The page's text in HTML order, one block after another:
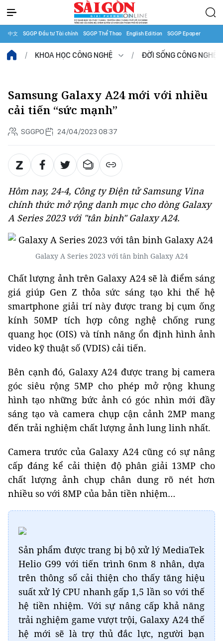
中文 SGGP Đầu tư Tài chính SGGP Thể Thao English Edition SGGP Epaper
KHOA HỌC CÔNG NGHỆ ĐỜI SỐNG CÔNG NGHỆ
Samsung Galaxy A24 mới với nhiều
cải tiến “sức mạnh”
SGGPO 24/04/2023 08:37
Hôm nay, 24-4, Công ty Điện tử Samsung Vina
chính thức mở rộng danh mục cho dòng Galaxy
A Series 2023 với "tân binh" Galaxy A24.
Galaxy A Series 2023 với tân binh Galaxy A24
Chất lượng ảnh trên Galaxy A24 sẽ là điểm sáng
giá giúp Gen Z thỏa sức sáng tạo khi thế hệ
smartphone giải trí này được trang bị cụm ống
kính 50MP tích hợp công nghệ chống rung
quang học (OIS) và tính năng ổn định hình ảnh
video kỹ thuật số (VDIS) cải tiến.
Bên cạnh đó, Galaxy A24 được trang bị camera
góc siêu rộng 5MP cho phép mở rộng khung
hình tạo những bức ảnh có góc nhìn mới đầy
sáng tạo và camera chụp cận cảnh 2MP mang
đến trải nghiệm chất lượng ảnh lung linh nhất.
Camera trước của Galaxy A24 cũng có sự nâng
cấp đáng kể cải thiện độ phân giải 13MP cho
chất lượng ảnh chụp chân dung rõ nét hơn
nhiều so với 8MP của bản tiền nhiệm…
Sản phẩm được trang bị bộ xử lý MediaTek
Helio G99 với tiến trình 6nm 8 nhân, dựa
trên thông số cải thiện cho thấy tăng hiệu
suất xử lý CPU nhanh gấp 1,5 lần so với thế
hệ tiền nhiệm. Với sự nâng cấp khả năng
trải nghiệm game vượt trội, Galaxy A24 thế
hệ mới sẽ là trợ thủ đắc lực, người bạn